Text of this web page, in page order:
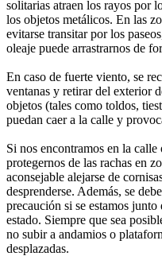
solitarias atraen los rayos por
los objetos metálicos. En las
evitarse transitar por los
oleaje puede arrastrarnos de
En caso de fuerte viento, se
ventanas y retirar del exterior
objetos (tales como toldos,
puedan caer a la calle y
Si nos encontramos en la
protegernos de las rachas en
aconsejable alejarse de
desprenderse. Además, se
precaución si se estamos
estado. Siempre que sea
no subir a andamios o
desplazadas.